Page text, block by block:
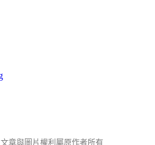
文章與圖片權利屬原作者所有